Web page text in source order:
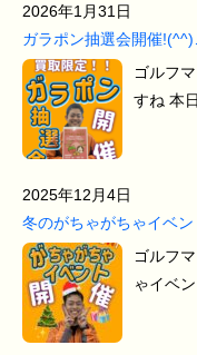
2026年1月31日
ガラポン抽選会開催
ゴルフ
すね 本
2025年12月4日
冬のがちゃがちゃイベン
ゴルフ
ゃイベ